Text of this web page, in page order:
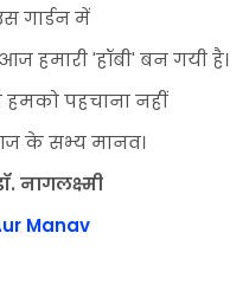
गार्डन में
हमारी 'हॉबी' बन गयी है।
पहचाना नहीं
के सभ्य मानव।
नागलक्ष्मी
Manav